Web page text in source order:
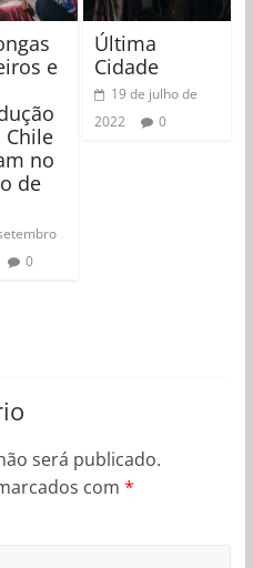
e
Chile
no
de
0
Última
Cidade
19 de julho de
2022
0
será publicado.
com *